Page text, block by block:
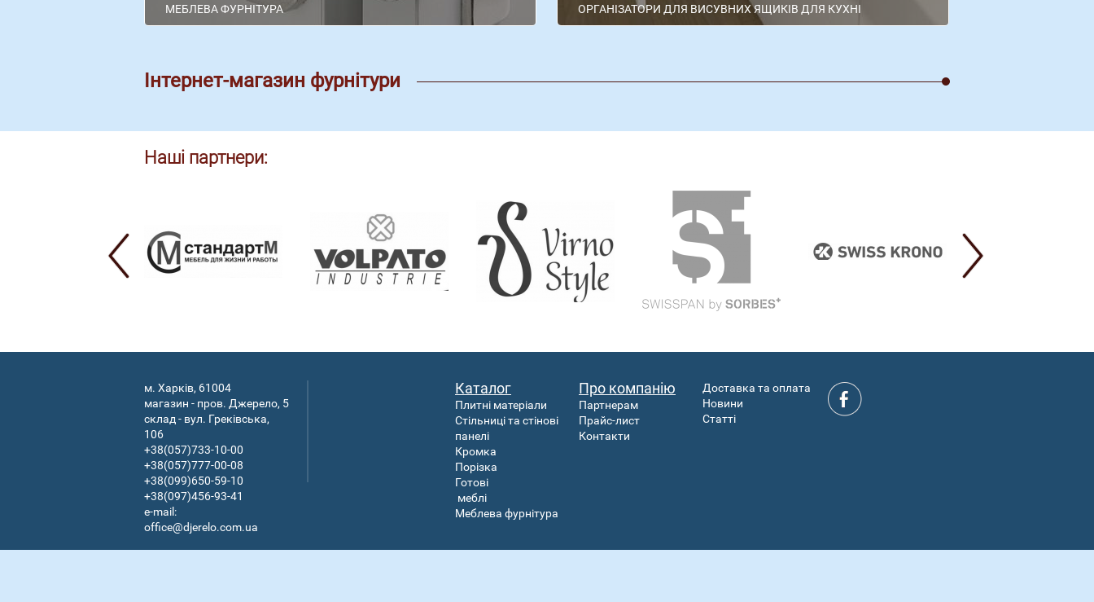
МЕБЛЕВА ФУРНІТУРА
ОРГАНІЗАТОРИ ДЛЯ ВИСУВНИХ ЯЩИКІВ ДЛЯ КУХНІ
Hettich
Інтернет-магазин фурнітури
Наші партнери:
м. Харків, 61004
магазин - пров. Джерело, 5
склад - вул. Греківська,
106
+38(057)733-10-00
+38(057)777-00-08
+38(099)650-59-10
+38(097)456-93-41
e-mail:
office@djerelo.com.ua
Каталог
Плитні матеріали
Стільниці та стінові
панелі
Кромка
Порізка
Готові
меблі
Меблева фурнітура
Про компанію
Партнерам
Прайс-лист
Контакти
Доставка та оплата
Новини
Статті